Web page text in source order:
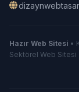
Hazır Web Sitesi •
Sektörel Web Sitesi